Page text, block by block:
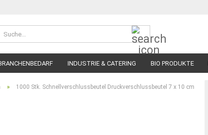
INDUSTRIE & CATERING BIO PRODUKTE
» 1000 Stk. Schnellverschlussbeutel Druckverschlussbeutel 7 x 10 cm